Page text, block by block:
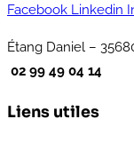
Facebook Linkedin
Étang Daniel –
02 99 49 04 14
Liens utiles